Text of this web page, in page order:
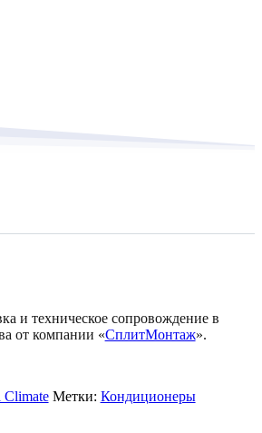
и техническое сопровождение в
от компании «СплитМонтаж».
Метки: Кондиционеры